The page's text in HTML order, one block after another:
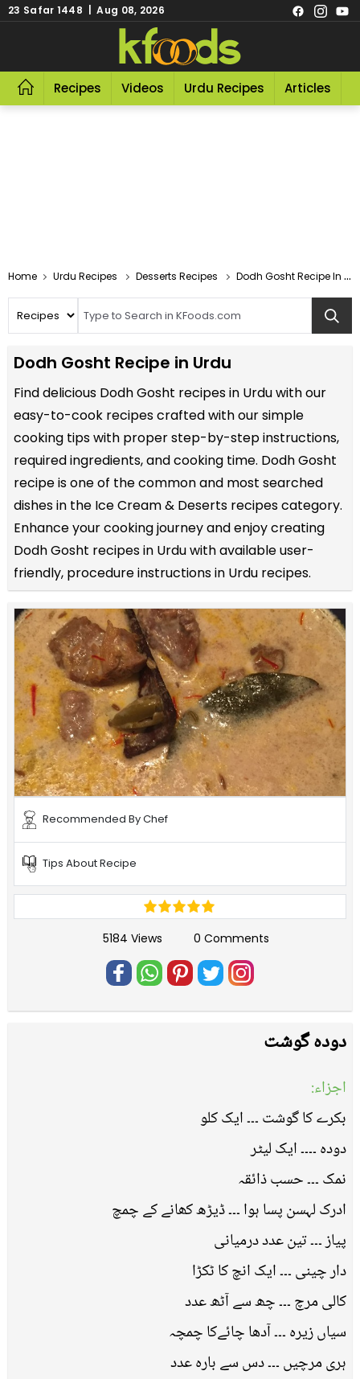
23 Safar 1448 | Aug 08, 2026
Recipes Videos Urdu Recipes Articles
Home Urdu Recipes Desserts Recipes Dodh Gosht Recipe In Urdu
Dodh Gosht Recipe in Urdu
Find delicious Dodh Gosht recipes in Urdu with our
easy-to-cook recipes crafted with our simple
cooking tips with proper step-by-step instructions,
required ingredients, and cooking time. Dodh Gosht
recipe is one of the common and most searched
dishes in the Ice Cream & Deserts recipes category.
Enhance your cooking journey and enjoy creating
Dodh Gosht recipes in Urdu with available user-
friendly, procedure instructions in Urdu recipes.
Recommended By Chef
Tips About Recipe
5184 Views 0 Comments
دودہ گوشت
اجزاء:
بکرے کا گوشت ۔۔۔ ایک کلو
دودہ ۔۔۔۔ ایک لیٹر
نمک ۔۔۔ حسب ذائقہ
ادرک لہسن پسا ہوا ۔۔۔ ڈیڑھ کھانے کے چمچ
پیاز ۔۔۔ تین عدد درمیانی
دار چینی ۔۔۔ ایک انچ کا ٹکڑا
کالی مرچ ۔۔۔ چھ سے آٹھ عدد
سیاں زیرہ ۔۔۔ آدھا چائےکا چمچہ
ہری مرچیں ۔۔۔ دس سے بارہ عدد